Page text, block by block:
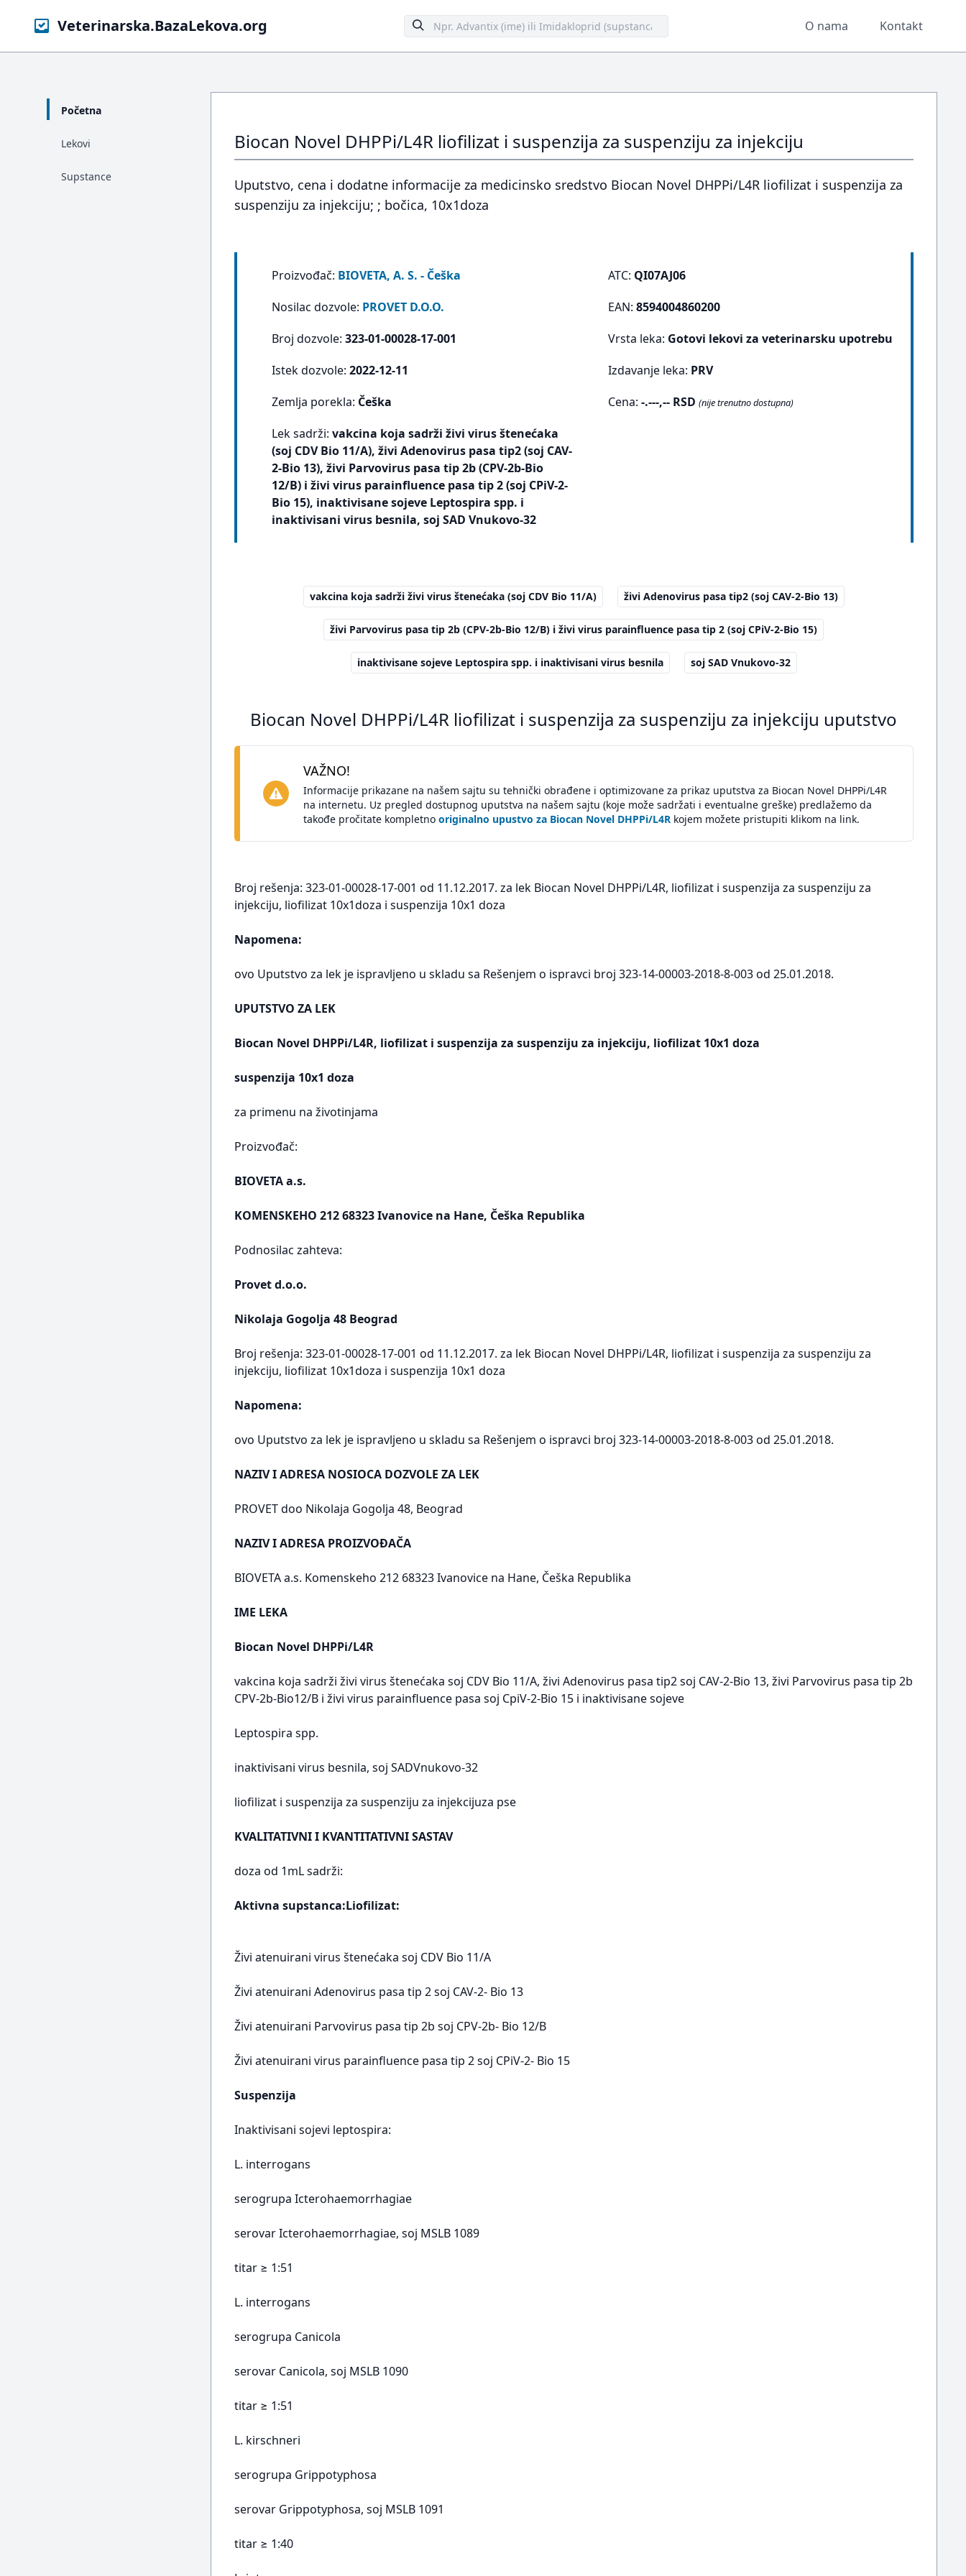
Veterinarska.BazaLekova.org O nama Kontakt
Početna
Lekovi
Supstance
Biocan Novel DHPPi/L4R liofilizat i suspenzija za suspenziju za injekciju
Uputstvo, cena i dodatne informacije za medicinsko sredstvo Biocan Novel DHPPi/L4R liofilizat i suspenzija za
suspenziju za injekciju; ; bočica, 10x1doza
Proizvođač: BIOVETA, A. S. - Češka
Nosilac dozvole: PROVET D.O.O.
Broj dozvole: 323-01-00028-17-001
Istek dozvole: 2022-12-11
Zemlja porekla: Češka
Lek sadrži: vakcina koja sadrži živi virus štenećaka
(soj CDV Bio 11/A), živi Adenovirus pasa tip2 (soj CAV-
2-Bio 13), živi Parvovirus pasa tip 2b (CPV-2b-Bio
12/B) i živi virus parainfluence pasa tip 2 (soj CPiV-2-
Bio 15), inaktivisane sojeve Leptospira spp. i
inaktivisani virus besnila, soj SAD Vnukovo-32
ATC: QI07AJ06
EAN:8594004860200
Vrsta leka: Gotovi lekovi za veterinarsku upotrebu
Izdavanje leka: PRV
Cena:-.---,-- RSD (nije trenutno dostupna)
vakcina koja sadrži živi virus štenećaka (soj CDV Bio 11/A) živi Adenovirus pasa tip2 (soj CAV-2-Bio 13)
živi Parvovirus pasa tip 2b (CPV-2b-Bio 12/B) i živi virus parainfluence pasa tip 2 (soj CPiV-2-Bio 15)
inaktivisane sojeve Leptospira spp. i inaktivisani virus besnila soj SAD Vnukovo-32
Biocan Novel DHPPi/L4R liofilizat i suspenzija za suspenziju za injekciju uputstvo
VAŽNO!
Informacije prikazane na našem sajtu su tehnički obrađene i optimizovane za prikaz uputstva za Biocan Novel DHPPi/L4R
na internetu. Uz pregled dostupnog uputstva na našem sajtu (koje može sadržati i eventualne greške) predlažemo da
takođe pročitate kompletno originalno upustvo za Biocan Novel DHPPi/L4Rkojem možete pristupiti klikom na link.
Broj rešenja: 323-01-00028-17-001 od 11.12.2017. za lek Biocan Novel DHPPi/L4R, liofilizat i suspenzija za suspenziju za
injekciju, liofilizat 10x1doza i suspenzija 10x1 doza
Napomena:
ovo Uputstvo za lek je ispravljeno u skladu sa Rešenjem o ispravci broj 323-14-00003-2018-8-003 od 25.01.2018.
UPUTSTVO ZA LEK
Biocan Novel DHPPi/L4R, liofilizat i suspenzija za suspenziju za injekciju, liofilizat 10x1 doza
suspenzija 10x1 doza
za primenu na životinjama
Proizvođač:
BIOVETA a.s.
KOMENSKEHO 212 68323 Ivanovice na Hane, Češka Republika
Podnosilac zahteva:
Provet d.o.o.
Nikolaja Gogolja 48 Beograd
Broj rešenja: 323-01-00028-17-001 od 11.12.2017. za lek Biocan Novel DHPPi/L4R, liofilizat i suspenzija za suspenziju za
injekciju, liofilizat 10x1doza i suspenzija 10x1 doza
Napomena:
ovo Uputstvo za lek je ispravljeno u skladu sa Rešenjem o ispravci broj 323-14-00003-2018-8-003 od 25.01.2018.
NAZIV I ADRESA NOSIOCA DOZVOLE ZA LEK
PROVET doo Nikolaja Gogolja 48, Beograd
NAZIV I ADRESA PROIZVOĐAČA
BIOVETA a.s. Komenskeho 212 68323 Ivanovice na Hane, Češka Republika
IME LEKA
Biocan Novel DHPPi/L4R
vakcina koja sadrži živi virus štenećaka soj CDV Bio 11/A, živi Adenovirus pasa tip2 soj CAV-2-Bio 13, živi Parvovirus pasa tip 2b
CPV-2b-Bio12/B i živi virus parainfluence pasa soj CpiV-2-Bio 15 i inaktivisane sojeve
Leptospira spp.
inaktivisani virus besnila, soj SADVnukovo-32
liofilizat i suspenzija za suspenziju za injekcijuza pse
KVALITATIVNI I KVANTITATIVNI SASTAV
doza od 1mL sadrži:
Aktivna supstanca:Liofilizat:
Živi atenuirani virus štenećaka soj CDV Bio 11/A
Živi atenuirani Adenovirus pasa tip 2 soj CAV-2- Bio 13
Živi atenuirani Parvovirus pasa tip 2b soj CPV-2b- Bio 12/B
Živi atenuirani virus parainfluence pasa tip 2 soj CPiV-2- Bio 15
Suspenzija
Inaktivisani sojevi leptospira:
L. interrogans
serogrupa Icterohaemorrhagiae
serovar Icterohaemorrhagiae, soj MSLB 1089
titar ≥ 1:51
L. interrogans
serogrupa Canicola
serovar Canicola, soj MSLB 1090
titar ≥ 1:51
L. kirschneri
serogrupa Grippotyphosa
serovar Grippotyphosa, soj MSLB 1091
titar ≥ 1:40